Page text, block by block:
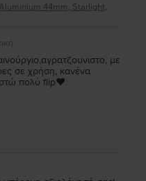
44mm, Starlight,
με
σε χρήση, κανένα
πολύ flip❤️